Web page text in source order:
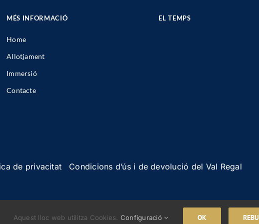
MÉS INFORMACIÓ
Home
Allotjament
Immersió
Contacte
EL TEMPS
de privacitat Condicions d’ús i de devolució del Val Regal
Design· Tots els drets reservats ·Política d’accessibilitat
Aquest lloc web utilitza Cookies. Configuració OK